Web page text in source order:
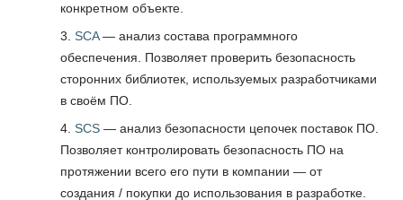
конкретном объекте.
SCA— анализ состава программного
обеспечения. Позволяет проверить безопасность
сторонних библиотек, используемых разработчиками
в своём ПО.
SCS — анализ безопасности цепочек поставок ПО.
Позволяет контролировать безопасность ПО на
протяжении всего его пути в компании — от
создания / покупки до использования в разработке.